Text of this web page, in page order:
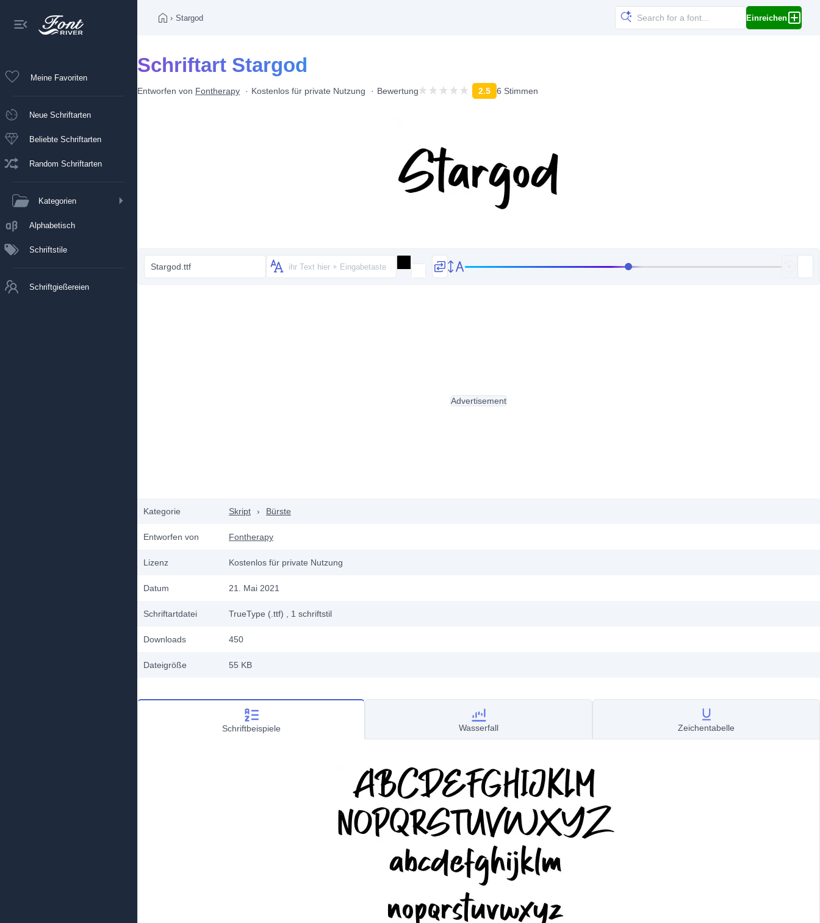
Meine Favoriten
Neue Schriftarten
Beliebte Schriftarten
Random Schriftarten
Kategorien
Alphabetisch
Schriftstile
Schriftgießereien
› Stargod Einreichen
Schriftart Stargod
Entworfen von Fontherapy Kostenlos für private Nutzung Bewertung 2.5 6 Stimmen
Stargod.ttf
Kategorie Skript › Bürste
Entworfen von Fontherapy
Lizenz Kostenlos für private Nutzung
Datum 21. Mai 2021
Schriftartdatei TrueType (.ttf) , 1 schriftstil
Downloads 450
Dateigröße 55 KB
Advertisement
Schriftbeispiele Wasserfall Zeichentabelle